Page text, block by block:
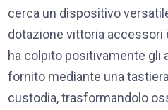
cerca un dispositivo
dotazione vittoria accessori
ha colpito positivamente gli
fornito mediante una
custodia, trasformandolo